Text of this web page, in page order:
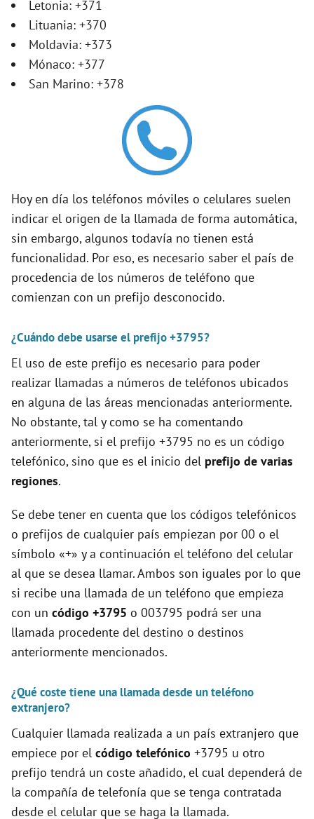
Letonia: +371
Lituania: +370
Moldavia: +373
Mónaco: +377
San Marino: +378
Hoy en día los teléfonos móviles o celulares suelen
indicar el origen de la llamada de forma automática,
sin embargo, algunos todavía no tienen está
funcionalidad. Por eso, es necesario saber el país de
procedencia de los números de teléfono que
comienzan con un prefijo desconocido.
¿Cuándo debe usarse el prefijo +3795?
El uso de este prefijo es necesario para poder
realizar llamadas a números de teléfonos ubicados
en alguna de las áreas mencionadas anteriormente.
No obstante, tal y como se ha comentando
anteriormente, si el prefijo +3795 no es un código
telefónico, sino que es el inicio del prefijo de varias
regiones.
Se debe tener en cuenta que los códigos telefónicos
o prefijos de cualquier país empiezan por 00 o el
símbolo «+» y a continuación el teléfono del celular
al que se desea llamar. Ambos son iguales por lo que
si recibe una llamada de un teléfono que empieza
con un código +3795 o 003795 podrá ser una
llamada procedente del destino o destinos
anteriormente mencionados.
¿Qué coste tiene una llamada desde un teléfono
extranjero?
Cualquier llamada realizada a un país extranjero que
empiece por el código telefónico +3795 u otro
prefijo tendrá un coste añadido, el cual dependerá de
la compañía de telefonía que se tenga contratada
desde el celular que se haga la llamada.